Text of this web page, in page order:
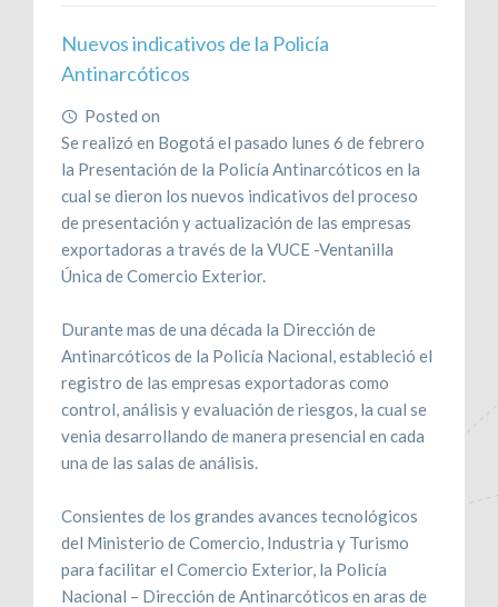
Nuevos indicativos de la Policía
Antinarcóticos
Posted on
Se realizó en Bogotá el pasado lunes 6 de febrero
la Presentación de la Policía Antinarcóticos en la
cual se dieron los nuevos indicativos del proceso
de presentación y actualización de las empresas
exportadoras a través de la VUCE -Ventanilla
Única de Comercio Exterior.
Durante mas de una década la Dirección de
Antinarcóticos de la Policía Nacional, estableció el
registro de las empresas exportadoras como
control, análisis y evaluación de riesgos, la cual se
venia desarrollando de manera presencial en cada
una de las salas de análisis.
Consientes de los grandes avances tecnológicos
del Ministerio de Comercio, Industria y Turismo
para facilitar el Comercio Exterior, la Policía
Nacional – Dirección de Antinarcóticos en aras de